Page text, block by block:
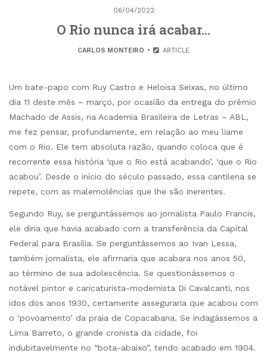
06/04/2022
O Rio nunca irá acabar…
CARLOS MONTEIRO ARTICLE
Um bate-papo com Ruy Castro e Heloisa Seixas, no último
dia 11 deste mês – março, por ocasião da entrega do prêmio
Machado de Assis, na Academia Brasileira de Letras – ABL,
me fez pensar, profundamente, em relação ao meu liame
com o Rio. Ele tem absoluta razão, quando coloca que é
recorrente essa história ‘que o Rio está acabando’, ‘que o Rio
acabou’. Desde o início do século passado, essa cantilena se
repete, com as malemolências que lhe são inerentes.
Segundo Ruy, se perguntássemos ao jornalista Paulo Francis,
ele diria que havia acabado com a transferência da Capital
Federal para Brasília. Se perguntássemos ao Ivan Lessa,
também jornalista, ele afirmaria que acabara nos anos 50,
ao término de sua adolescência. Se questionássemos o
notável pintor e caricaturista-modernista Di Cavalcanti, nos
idos dos anos 1930, certamente asseguraria que acabou com
o ‘povoamento’ da praia de Copacabana. Se indagássemos a
Lima Barreto, o grande cronista da cidade, foi
indubitavelmente no “bota-abaixo”, tendo acabado em 1904.